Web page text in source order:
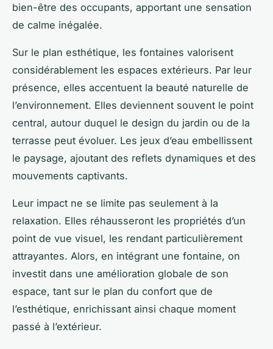
bien-être des occupants, apportant une sensation
de calme inégalée.
Sur le plan esthétique, les fontaines valorisent
considérablement les espaces extérieurs. Par leur
présence, elles accentuent la beauté naturelle de
l’environnement. Elles deviennent souvent le point
central, autour duquel le design du jardin ou de la
terrasse peut évoluer. Les jeux d’eau embellissent
le paysage, ajoutant des reflets dynamiques et des
mouvements captivants.
Leur impact ne se limite pas seulement à la
relaxation. Elles réhausseront les propriétés d’un
point de vue visuel, les rendant particulièrement
attrayantes. Alors, en intégrant une fontaine, on
investit dans une amélioration globale de son
espace, tant sur le plan du confort que de
l’esthétique, enrichissant ainsi chaque moment
passé à l’extérieur.